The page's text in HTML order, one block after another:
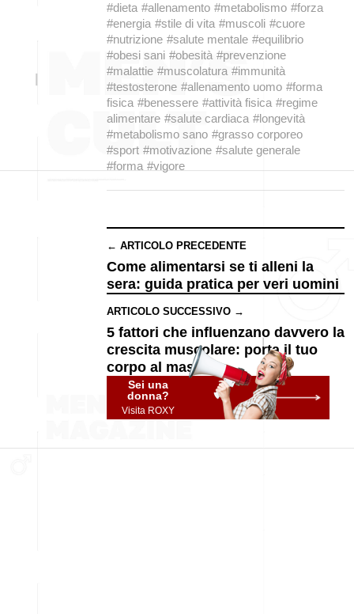
#dieta #allenamento #metabolismo #forza
#energia #stile di vita #muscoli #cuore
#nutrizione #salute mentale #equilibrio
#obesi sani #obesità #prevenzione
#malattie #muscolatura #immunità
#testosterone #allenamento uomo #forma
fisica #benessere #attività fisica #regime
alimentare #salute cardiaca #longevità
#metabolismo sano #grasso corporeo
#sport #motivazione #salute generale
#forma #vigore
← ARTICOLO PRECEDENTE
Come alimentarsi se ti alleni la
sera: guida pratica per veri uomini
ARTICOLO SUCCESSIVO →
5 fattori che influenzano davvero la
crescita muscolare: porta il tuo
corpo al massimo
Sei una
donna?
Visita ROXY